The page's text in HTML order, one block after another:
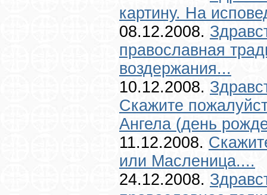
картину. На
08.12.2008.
православная
воздержания...
10.12.2008.
Скажите
Ангела (день
11.12.2008.
или Масленица....
24.12.2008.